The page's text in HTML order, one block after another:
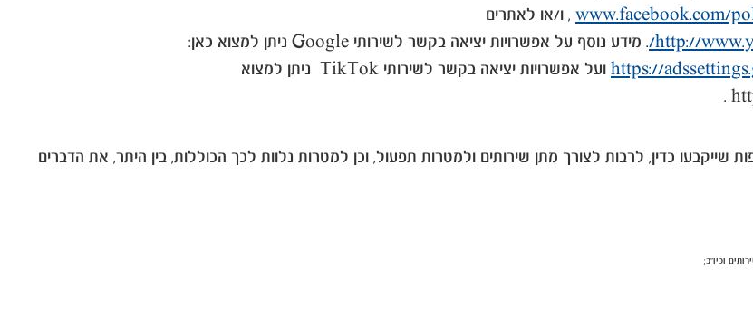
www.facebook.com/ , ו/או לאתרים
http:// . מידע נוסף על אפשרויות יציאה בקשר לשירותי Google ניתן למצוא כאן:
https:// ועל אפשרויות יציאה בקשר לשירותי
TikTok ניתן למצוא
כדין, לרבות לצורך מתן שירותים ולמטרות תפעול, וכן למטרות נלוות לכך הכוללות, בין היתר, את הדברים
וכיו"ב;